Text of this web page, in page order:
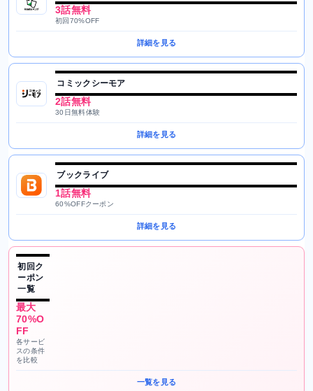
3話無料
初回70%OFF
詳細を見る
コミックシーモア
2話無料
30日無料体験
詳細を見る
ブックライブ
1話無料
60%OFFクーポン
詳細を見る
初回ク
ーポン
一覧
最大
70%O
FF
各サービ
スの条件
を比較
一覧を見る